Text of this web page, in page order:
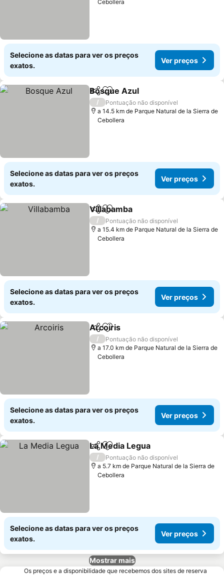
Cebollera
Selecione as datas para ver os preços
exatos.
Ver preços
PartilharAdicionar aos favoritos
Bosque Azul
/
Pontuação não disponível
a 14.5 km de Parque Natural de la Sierra de
Cebollera
Selecione as datas para ver os preços
exatos.
Ver preços
PartilharAdicionar aos favoritos
Villabamba
/
Pontuação não disponível
a 15.4 km de Parque Natural de la Sierra de
Cebollera
Selecione as datas para ver os preços
exatos.
Ver preços
PartilharAdicionar aos favoritos
Arcoiris
/
Pontuação não disponível
a 17.0 km de Parque Natural de la Sierra de
Cebollera
Selecione as datas para ver os preços
exatos.
Ver preços
PartilharAdicionar aos favoritos
La Media Legua
/
Pontuação não disponível
a 5.7 km de Parque Natural de la Sierra de
Cebollera
Selecione as datas para ver os preços
exatos.
Ver preços
Mostrar mais
Os preços e a disponibilidade que recebemos dos sites de reserva